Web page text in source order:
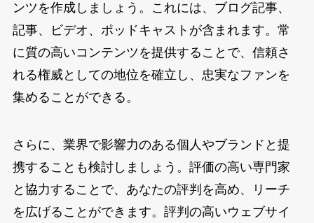
ンツを作成しましょう。これには、ブログ記事、
記事、ビデオ、ポッドキャストが含まれます。常
に質の高いコンテンツを提供することで、信頼さ
れる権威としての地位を確立し、忠実なファンを
集めることができる。
さらに、業界で影響力のある個人やブランドと提
携することも検討しましょう。評価の高い専門家
と協力することで、あなたの評判を高め、リーチ
を広げることができます。評判の高いウェブサイ